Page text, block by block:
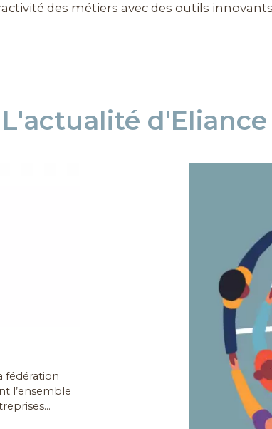
des métiers avec des outils
L'actualité d'Eliance
fédération
l’ensemble